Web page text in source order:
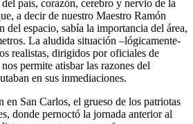
país, corazón, cerebro y nervio de la
a decir de nuestro Maestro Ramón
del espacio, sabía la importancia del área,
La aludida situación –lógicamente-
realistas, dirigidos por oficiales de
permite atisbar las razones del
en sus inmediaciones.
en San Carlos, el grueso de los patriotas
donde pernoctó la jornada anterior al